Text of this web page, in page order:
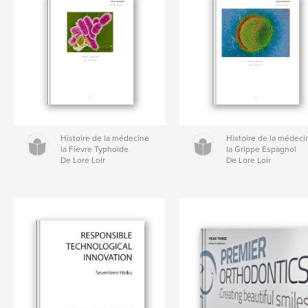
Histoire de la médecine
la Fièvre Typhoïde
De Lore Loir
Histoire de la
la Grippe Espagnol
De Lore Loir